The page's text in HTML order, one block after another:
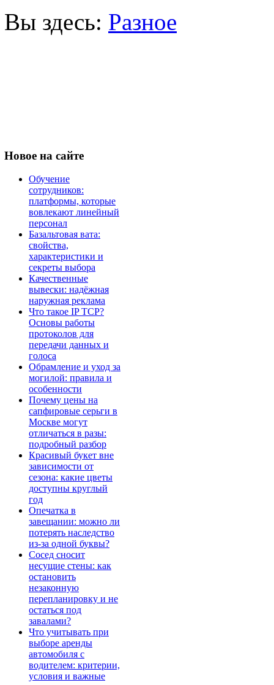
Вы здесь: Разное
Новое на сайте
Обучение
сотрудников:
платформы, которые
вовлекают линейный
персонал
Базальтовая вата:
свойства,
характеристики и
секреты выбора
Качественные
вывески: надёжная
наружная реклама
Что такое IP TCP?
Основы работы
протоколов для
передачи данных и
голоса
Обрамление и уход за
могилой: правила и
особенности
Почему цены на
сапфировые серьги в
Москве могут
отличаться в разы:
подробный разбор
Красивый букет вне
зависимости от
сезона: какие цветы
доступны круглый
год
Опечатка в
завещании: можно ли
потерять наследство
из-за одной буквы?
Сосед сносит
несущие стены: как
остановить
незаконную
перепланировку и не
остаться под
завалами?
Что учитывать при
выборе аренды
автомобиля с
водителем: критерии,
условия и важные